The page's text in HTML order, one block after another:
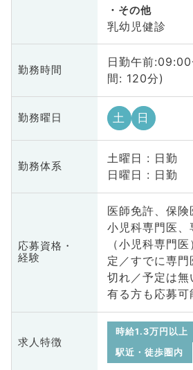
その他
乳幼児健診
勤務時間
日勤午前
間: 120分)
勤務曜日 土 日
勤務体系
土曜日 : 日勤
日曜日 : 日勤
応募資格・
経験
医師免許、保険
小児科専門医
（小児科専門
定／すでに専
切れ／予定は
有る方も応募可
求人特徴
時給1.3万円以上
駅近・徒歩圏内